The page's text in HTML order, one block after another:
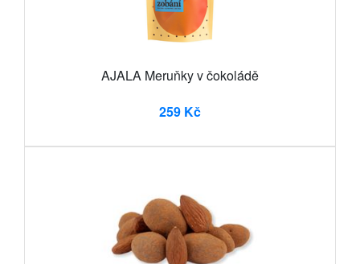
AJALA Meruňky v čokoládě
259 Kč